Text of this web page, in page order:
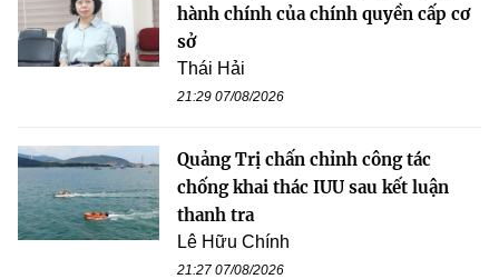
hành chính của chính quyền cấp cơ
sở
Thái Hải
21:29 07/08/2026
Quảng Trị chấn chỉnh công tác
chống khai thác IUU sau kết luận
thanh tra
Lê Hữu Chính
21:27 07/08/2026